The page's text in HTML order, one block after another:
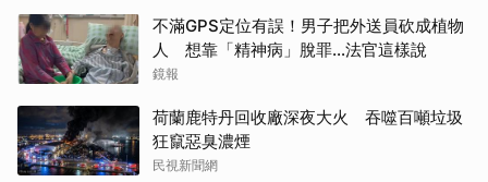
不滿GPS定位有誤！男子把外送員砍成植物
人 想靠「精神病」脫罪…法官這樣說
鏡報
荷蘭鹿特丹回收廠深夜大火 吞噬百噸垃圾
狂竄惡臭濃煙
民視新聞網